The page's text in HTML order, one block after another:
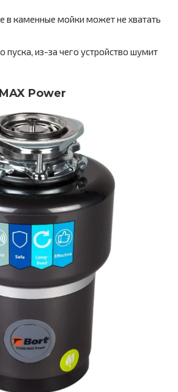
в каменные мойки может не хватать
пуска, из-за чего устройство шумит
Power